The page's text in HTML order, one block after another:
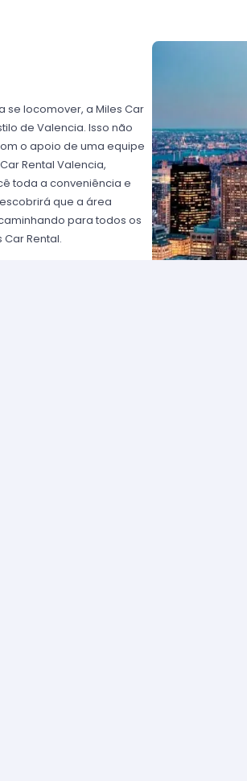
se locomover, a Miles Car
de Valencia. Isso não
o apoio de uma equipe
Rental Valencia,
toda a conveniência e
que a área
para todos os
Rental.